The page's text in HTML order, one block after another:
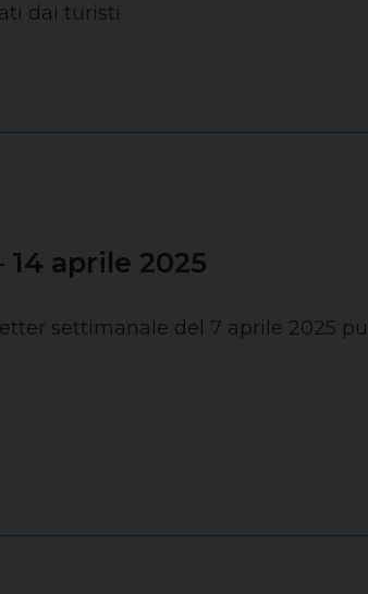
dai turisti
aprile 2025
settimanale del 7 aprile 2025